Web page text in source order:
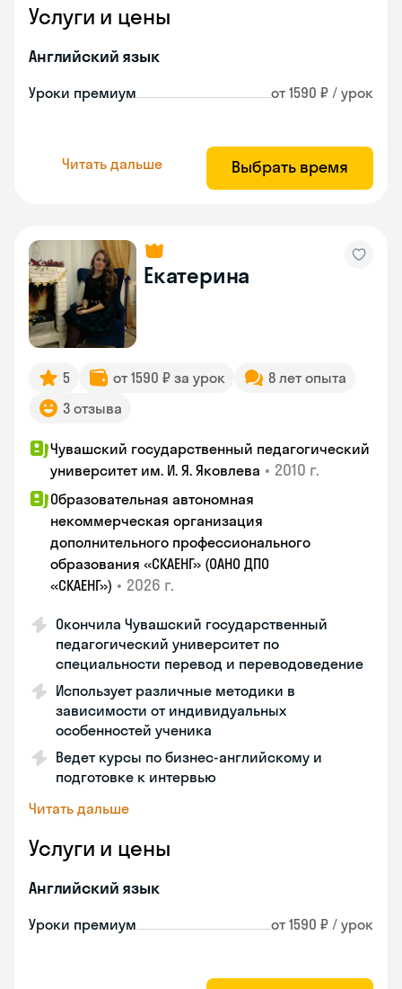
Услуги и цены
Английский язык
Уроки премиум от 1590 ₽ / урок
Читать дальше Выбрать время
Екатерина
5 от 1590 ₽ за урок
8 лет опыта
3 отзыва
Чувашский государственный педагогический
университет им. И. Я. Яковлева • 2010 г.
Образовательная автономная
некоммерческая организация
дополнительного профессионального
образования «СКАЕНГ» (ОАНО ДПО
«СКАЕНГ») • 2026 г.
Окончила Чувашский государственный
педагогический университет по
специальности перевод и переводоведение
Использует различные методики в
зависимости от индивидуальных
особенностей ученика
Ведет курсы по бизнес-английскому и
подготовке к интервью
Читать дальше
Услуги и цены
Английский язык
Уроки премиум от 1590 ₽ / урок